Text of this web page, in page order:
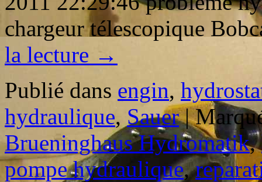
chargeur télescopique
la lecture →
Publié dans engin,
hydraulique, Sauer |
Brueninghaus Hydromatik,
pompe hydraulique,